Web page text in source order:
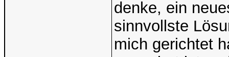
denke, ein
sinnvollste
mich gerichtet